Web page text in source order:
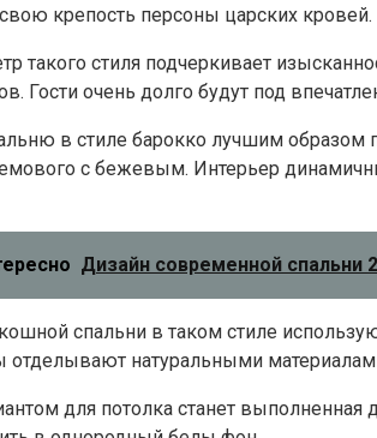
крепость персоны царских кровей.
такого стиля подчеркивает
Гости очень долго будут под
в стиле барокко лучшим образом
с бежевым. Интерьер
Дизайн современной спальни
спальни в таком стиле
отделывают натуральными
для потолка станет выполненная